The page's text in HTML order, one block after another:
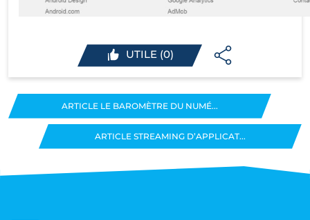
UTILE (0)
ARTICLE LE BAROMÈTRE DU NUMÉ...
ARTICLE STREAMING D’APPLICAT...